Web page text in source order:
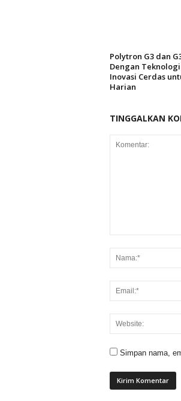
Polytron G3 dan
Dengan Teknologi
Inovasi Cerdas
Harian
TINGGALKAN
Simpan nama,